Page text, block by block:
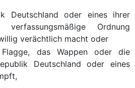
Deutschland oder eines ihrer
Ordnung
verächtlich macht oder
das Wappen oder die
Deutschland oder eines